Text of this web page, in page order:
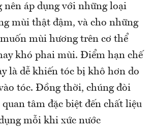
nên áp dụng với những loại
mùi thật đậm, và cho những
mùi hương trên cơ thể
khó phai mùi. Điểm hạn chế
là dễ khiến tóc bị khô hơn do
tóc. Đồng thời, chúng đòi
tâm đặc biệt đến chất liệu
mỗi khi xức nước